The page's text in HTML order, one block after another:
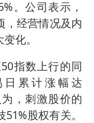
新华社权威快报|我国编制完成新版全月地质图
80后女柜员逆袭成4200亿银行副行长
银行午休1.5小时 留个窗口行不行
曝光
总书记关心百姓身边这些民生大事
。公司表示，
，经营情况及内
化。
指数上行的同
累计涨幅达
，刺激股价的
股权有关。